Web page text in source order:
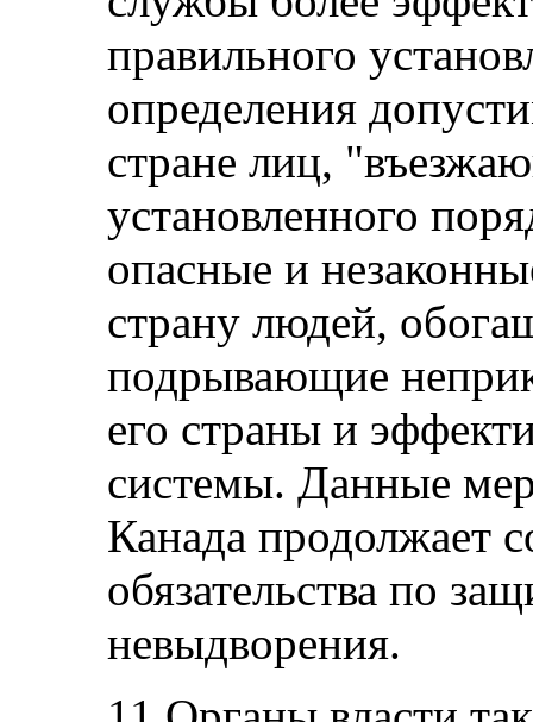
правильного
определения
стране лиц,
установленного
опасные и
страну людей,
подрывающие
его страны и
системы. Данные
Канада продолжает
обязательства по
невыдворения.